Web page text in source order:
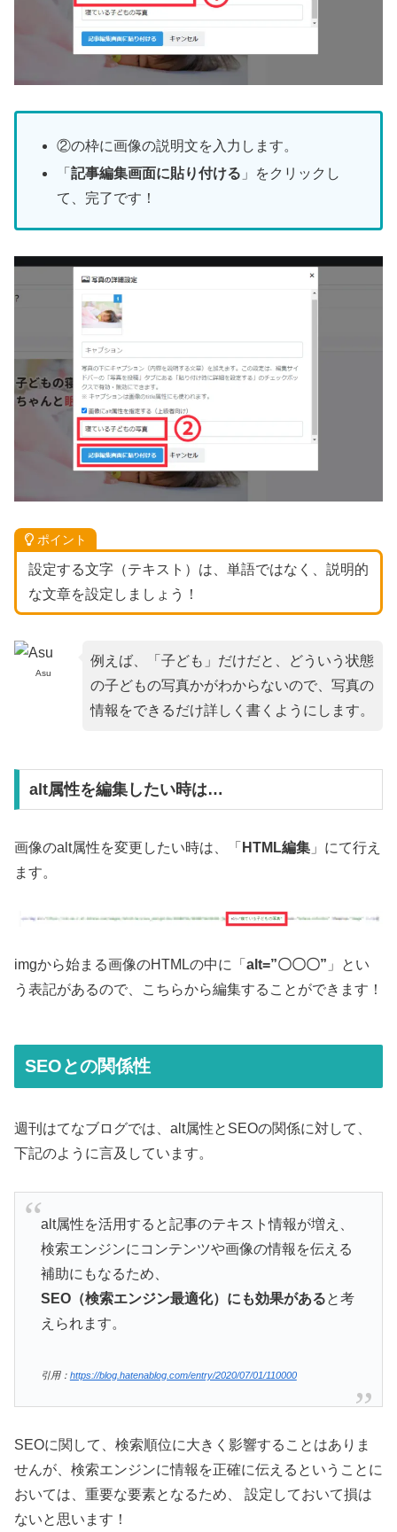
②の枠に画像の説明文を入力します。
「記事編集画面に貼り付ける 」をクリックし
て、完了です！
ポイント
設定する文字（テキスト）は、単語ではなく、説明的
な文章を設定しましょう！
Asu
例えば、「子ども」だけだと、どういう状態
の子どもの写真かがわからないので、写真の
情報をできるだけ詳しく書くようにします。
alt属性を編集したい時は…
画像のalt属性を変更したい時は、「 HTML編集 」にて行え
ます。
imgから始まる画像のHTMLの中に「 alt=”〇〇〇” 」とい
う表記があるので、こちらから編集することができます！
SEOとの関係性
週刊はてなブログでは、alt属性とSEOの関係に対して、
下記のように言及しています。
alt属性を活用すると記事のテキスト情報が増え、
検索エンジンにコンテンツや画像の情報を伝える
補助にもなるため、
SEO（検索エンジン最適化）にも効果があると考
えられます。
引用： https://blog.hatenablog.com/entry/2020/07/01/110000
SEOに関して、検索順位に大きく影響することはありま
せんが、検索エンジンに情報を正確に伝えるということに
おいては、重要な要素となるため、 設定しておいて損は
ないと思います！